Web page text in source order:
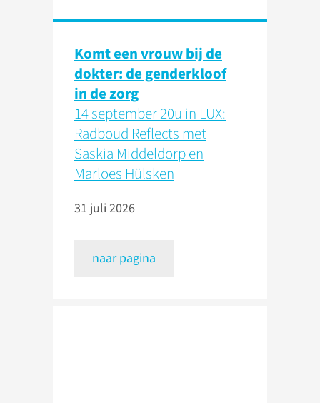
Komt een vrouw bij de
dokter: de genderkloof
in de zorg
14 september 20u in LUX:
Radboud Reflects met
Saskia Middeldorp en
Marloes Hülsken
31 juli 2026
naar pagina